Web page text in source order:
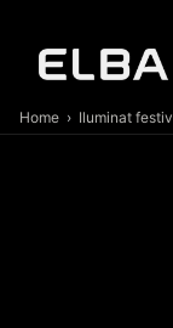
Home › Iluminat festiv